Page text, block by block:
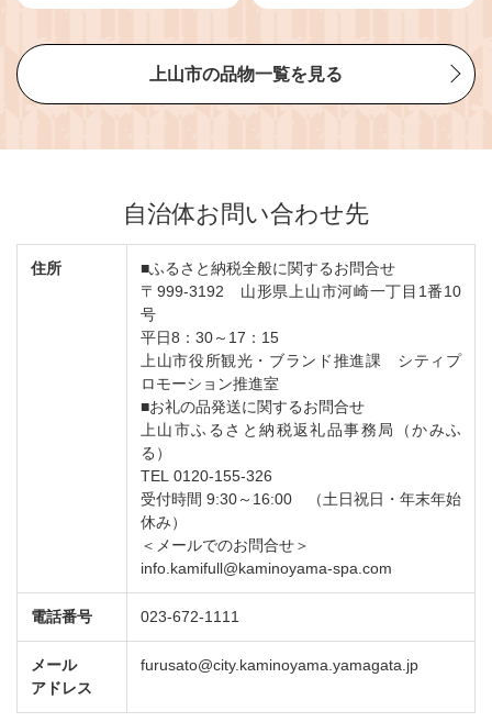
上山市の品物一覧を見る
自治体お問い合わせ先
住所
■ふるさと納税全般に関するお問合せ
〒999-3192 山形県上山市河崎一丁目1番10
号
平日8：30～17：15
上山市役所観光・ブランド推進課 シティプ
ロモーション推進室
■お礼の品発送に関するお問合せ
上山市ふるさと納税返礼品事務局（かみふ
る）
TEL 0120-155-326
受付時間 9:30～16:00 （土日祝日・年末年始
休み）
＜メールでのお問合せ＞
info.kamifull@kaminoyama-spa.com
電話番号 023-672-1111
メール
アドレス
furusato@city.kaminoyama.yamagata.jp